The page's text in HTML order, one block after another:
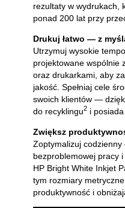
rezultaty w wydrukach,
ponad 200 lat przy
Drukuj łatwo — z
Utrzymuj wysokie
projektowane wspólnie
oraz drukarkami, aby
jakość. Spełniaj cele
swoich klientów —
do recyklingu2 i
Zwiększ
Zoptymalizuj codzienny
bezproblemowej pracy
HP Bright White Inkjet
tym rozmiary
produktywność i